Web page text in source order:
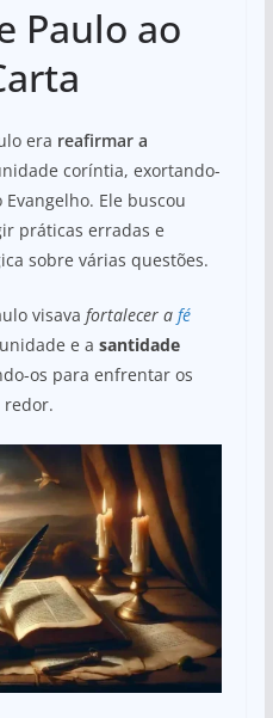
Paulo ao
era reafirmar a
coríntia, exortando-
Ele buscou
práticas erradas e
sobre várias questões.
visava fortalecer a fé
e a santidade
os para enfrentar os
redor.